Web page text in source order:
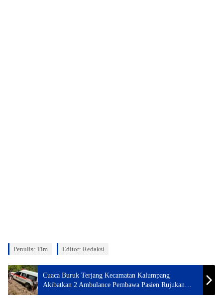
Penulis: Tim Editor: Redaksi
Cuaca Buruk Terjang Kecamatan Kalumpang
Akibatkan 2 Ambulance Pembawa Pasien Rujukan
Terjebak Longsor dan Banjir